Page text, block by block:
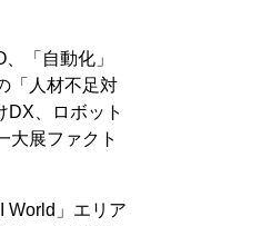
「自動化」
「人材不足対
DX、ロボット
大展ファクト
World」エリア